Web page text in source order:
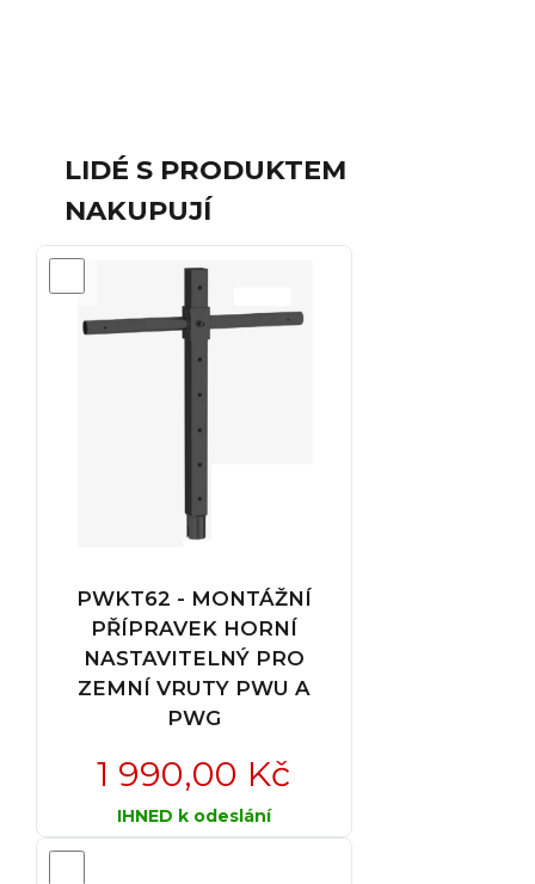
LIDÉ S PRODUKTEM
NAKUPUJÍ
PWKT62 - MONTÁŽNÍ
PŘÍPRAVEK HORNÍ
NASTAVITELNÝ PRO
ZEMNÍ VRUTY PWU A
PWG
1 990,00 Kč
IHNED k odeslání